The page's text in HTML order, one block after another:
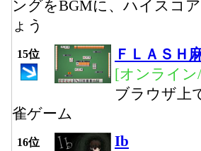
ングをBGMに、ハイスコ
ょう
15位
ＦＬＡＳＨ
[オンライ
ブラウザ上
雀ゲーム
16位
Ib